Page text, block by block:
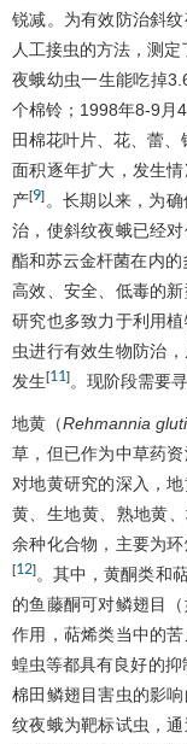
锐减。为有效防治斜
人工接虫的方法，测
夜蛾幼虫一生能吃掉
个棉铃；1998年8-9月
田棉花叶片、花、蕾
面积逐年扩大，发生
产[9] 。长期以来，为
治，使斜纹夜蛾已经
酯和苏云金杆菌在内
高效、安全、低毒的
研究也多致力于利用
虫进行有效生物防治
发生[11]。现阶段需要
地黄（Rehmannia
草，但已作为中草药
对地黄研究的深入，
黄、生地黄、熟地黄
余种化合物，主要为
[12]。其中，黄酮类和
的鱼藤酮可对鳞翅目
作用，萜烯类当中的
蝗虫等都具有良好的抑
棉田鳞翅目害虫的影
纹夜蛾为靶标试虫，